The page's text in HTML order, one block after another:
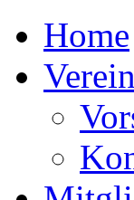
Home
Verein